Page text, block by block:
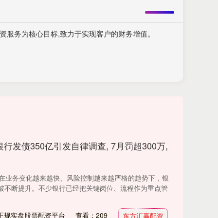
务为核心目标,致力于实现客户的财务增值。
发债350亿引发自律调查, 7月罚超300万,
业务变化越来越快、风险控制越来越严格的趋势下，银
不断提升。不少银行已经把关键岗位、流程作为重点管
规实盘股票配资平台 查看：209 东方汇赢配资